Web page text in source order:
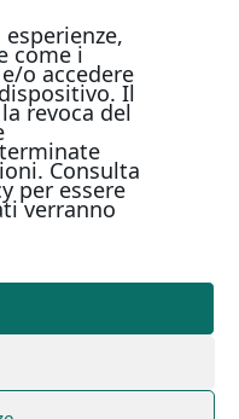
come i
o accedere
Il
revoca del
Consulta
per essere
verranno
- 2026